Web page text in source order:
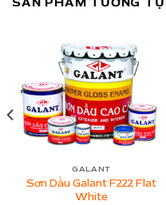
GALANT
Sơn Dầu Galant F222 Flat
White